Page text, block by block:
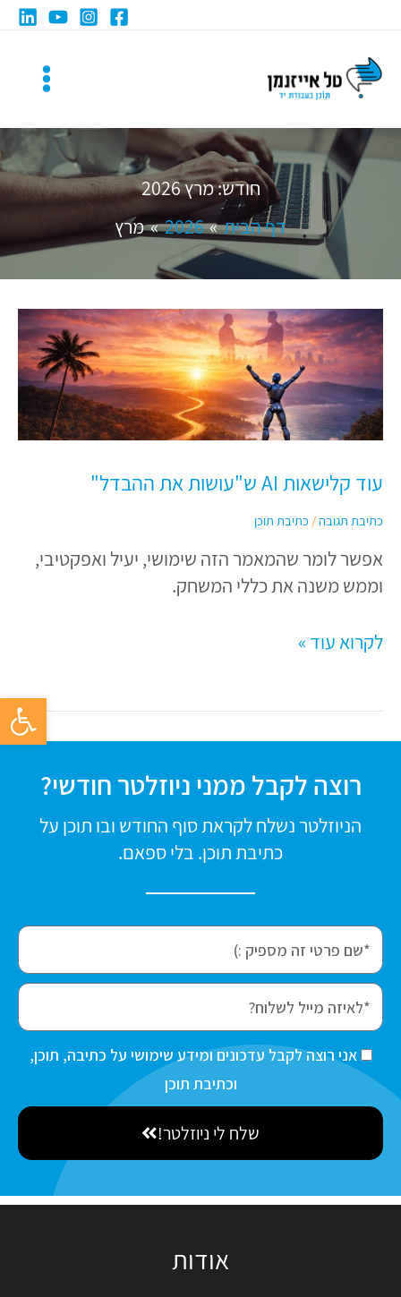
פתח
חודש:מרץ 2026
דף הבית
2026 מרץ
עוד קלישאות AI ש"עושות את ההבדל"
כתיבת תגובה/ כתיבת תוכן
אפשר לומר שהמאמר הזה שימושי, יעיל ואפקטיבי,
וממש משנה את כללי המשחק.
עוד
קלישאות
AI
ש"עושות
את
לקרוא עוד »
רוצה לקבל ממני ניוזלטר חודשי?
הניוזלטר נשלח לקראת סוף החודש ובו תוכן על
כתיבת תוכן. בלי ספאם.
f
i
r
s
e
e
m
ס
כ
ה
אני רוצה לקבל עדכונים ומידע שימושי על כתיבה, תוכן,
וכתיבת תוכן
שלח לי ניוזלטר!
אודות